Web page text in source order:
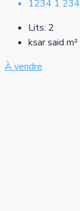
1234 1
Lits: 2
ksar said m²
À vendre